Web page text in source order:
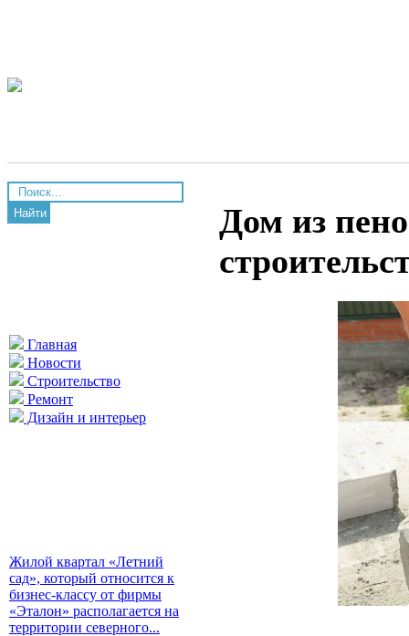
Найти
Главная
Новости
Строительство
Ремонт
Дизайн и интерьер
Жилой квартал «Летний
сад», который относится к
бизнес-классу от фирмы
«Эталон» располагается на
территории северного...
Дом из